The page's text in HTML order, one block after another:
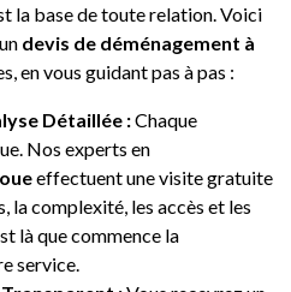
la base de toute relation. Voici
devis de déménagement à
en vous guidant pas à pas :
Détaillée :Chaque
Nos experts en
effectuent une visite gratuite
la complexité, les accès et les
là que commence la
service.